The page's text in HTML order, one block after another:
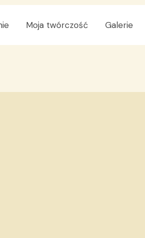
Moja twórczość Galerie